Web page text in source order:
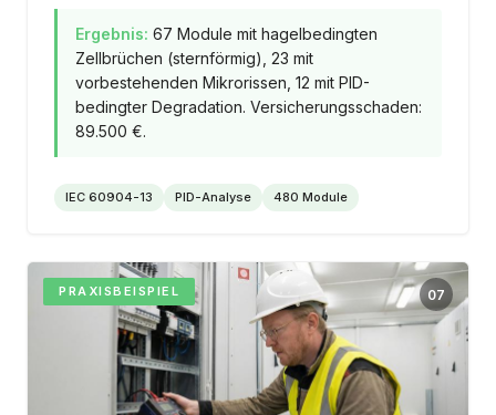
Ergebnis: 67 Module mit hagelbedingten
Zellbrüchen (sternförmig), 23 mit
vorbestehenden Mikrorissen, 12 mit PID-
bedingter Degradation. Versicherungsschaden:
89.500 €.
IEC 60904-13 PID-Analyse 480 Module
PRAXISBEISPIEL 07